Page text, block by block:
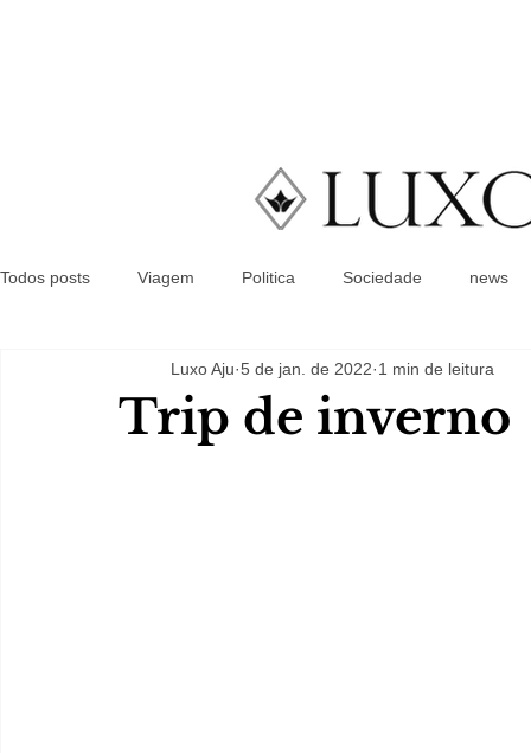
Todos posts Viagem Politica Sociedade news
Trip de inverno
Luxo Aju 5 de jan. de 2022 1 min de leitura